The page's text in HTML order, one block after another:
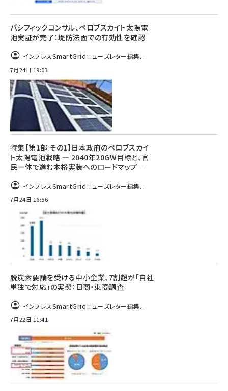
パシフィックコンサル、ペロブスカイト太陽電
池実証が完了：堤防法面での有効性を確認
インプレスSmartGridニューズレター編集...
7月24日 19:03
特集【第1部 その1】日本政府のペロブスカイ
ト太陽電池戦略 ― 2040年20GW目標と、官
民一体で進む本格実装へのロードマップ ―
インプレスSmartGridニューズレター編集...
7月24日 16:56
脱炭素要請を受ける中小企業、7割超が「自社
単独で対応」の実態：日商・東商調査
インプレスSmartGridニューズレター編集...
7月22日 11:41